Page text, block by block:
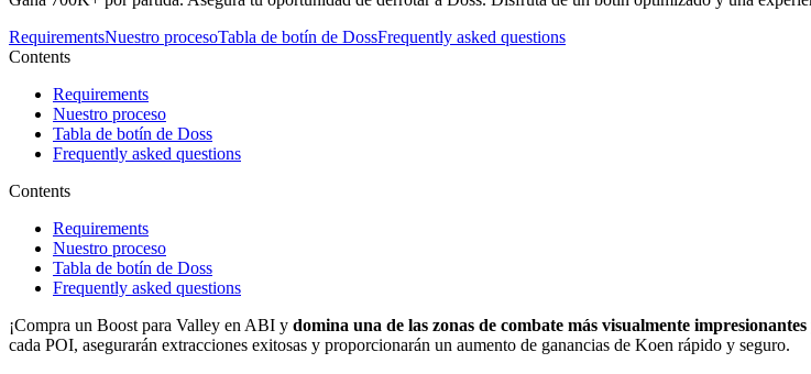
RequirementsNuestro procesoTabla de botín de DossFrequently asked questions
Contents
Requirements
Nuestro proceso
Tabla de botín de Doss
Frequently asked questions
Contents
Requirements
Nuestro proceso
Tabla de botín de Doss
Frequently asked questions
¡Compra un Boost para Valley en ABI y domina una de las zonas de combate más visualmente
cada POI, asegurarán extracciones exitosas y proporcionarán un aumento de ganancias de Koen rápido y seguro.